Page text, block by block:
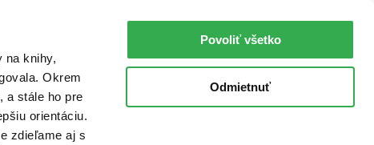
na knihy,
Okrem
a stále ho pre
orientáciu.
zdieľame aj s
Povoliť všetko
Odmietnuť